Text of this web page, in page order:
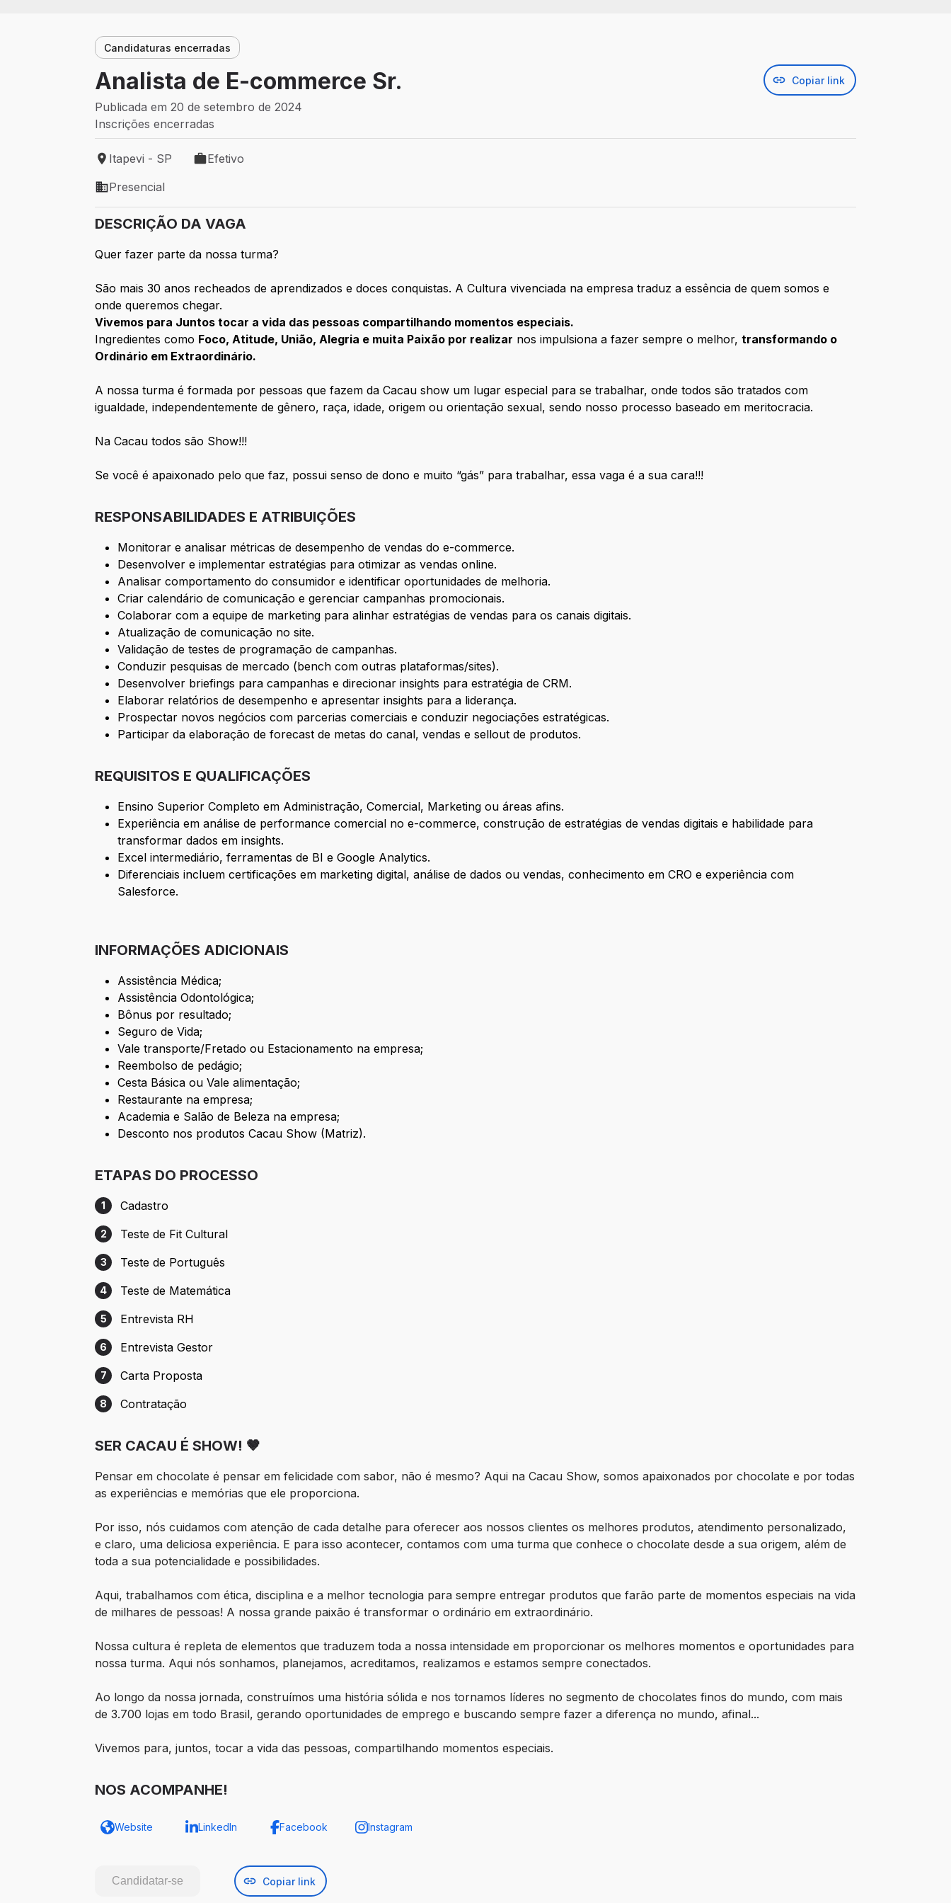
Candidaturas encerradas
Analista de E-commerce Sr. Copiar link
Publicada em 20 de setembro de 2024
Inscrições encerradas
Local de trabalho: Itapevi - SP
Itapevi - SP
Tipo de vaga: Efetivo
Efetivo
Modelo de trabalho: Presencial
Presencial
DESCRIÇÃO DA VAGA
Quer fazer parte da nossa turma?
São mais 30 anos recheados de aprendizados e doces conquistas. A Cultura vivenciada na empresa traduz a essência de quem somos e
onde queremos chegar.
Vivemos para Juntos tocar a vida das pessoas compartilhando momentos especiais.
Ingredientes como Foco, Atitude, União, Alegria e muita Paixão por realizar nos impulsiona a fazer sempre o melhor,transformando o
Ordinário em Extraordinário.
A nossa turma é formada por pessoas que fazem da Cacau show um lugar especial para se trabalhar, onde todos são tratados com
igualdade, independentemente de gênero, raça, idade, origem ou orientação sexual, sendo nosso processo baseado em meritocracia.
Na Cacau todos são Show!!!
Se você é apaixonado pelo que faz, possui senso de dono e muito “gás” para trabalhar, essa vaga é a sua cara!!!
RESPONSABILIDADES E ATRIBUIÇÕES
Monitorar e analisar métricas de desempenho de vendas do e-commerce.
Desenvolver e implementar estratégias para otimizar as vendas online.
Analisar comportamento do consumidor e identificar oportunidades de melhoria.
Criar calendário de comunicação e gerenciar campanhas promocionais.
Colaborar com a equipe de marketing para alinhar estratégias de vendas para os canais digitais.
Atualização de comunicação no site.
Validação de testes de programação de campanhas.
Conduzir pesquisas de mercado (bench com outras plataformas/sites).
Desenvolver briefings para campanhas e direcionar insights para estratégia de CRM.
Elaborar relatórios de desempenho e apresentar insights para a liderança.
Prospectar novos negócios com parcerias comerciais e conduzir negociações estratégicas.
Participar da elaboração de forecast de metas do canal, vendas e sellout de produtos.
REQUISITOS E QUALIFICAÇÕES
Ensino Superior Completo em Administração, Comercial, Marketing ou áreas afins.
Experiência em análise de performance comercial no e-commerce, construção de estratégias de vendas digitais e habilidade para
transformar dados em insights.
Excel intermediário, ferramentas de BI e Google Analytics.
Diferenciais incluem certificações em marketing digital, análise de dados ou vendas, conhecimento em CRO e experiência com
Salesforce.
INFORMAÇÕES ADICIONAIS
Assistência Médica;
Assistência Odontológica;
Bônus por resultado;
Seguro de Vida;
Vale transporte/Fretado ou Estacionamento na empresa;
Reembolso de pedágio;
Cesta Básica ou Vale alimentação;
Restaurante na empresa;
Academia e Salão de Beleza na empresa;
Desconto nos produtos Cacau Show (Matriz).
ETAPAS DO PROCESSO
Etapa 1: Cadastro
1 Cadastro
Etapa 2: Teste de Fit Cultural
2 Teste de Fit Cultural
Etapa 3: Teste de Português
3 Teste de Português
Etapa 4: Teste de Matemática
4 Teste de Matemática
Etapa 5: Entrevista RH
5 Entrevista RH
Etapa 6: Entrevista Gestor
6 Entrevista Gestor
Etapa 7: Carta Proposta
7 Carta Proposta
Etapa 8: Contratação
8 Contratação
SER CACAU É SHOW! 🤎
Pensar em chocolate é pensar em felicidade com sabor, não é mesmo? Aqui na Cacau Show, somos apaixonados por chocolate e por todas
as experiências e memórias que ele proporciona.
Por isso, nós cuidamos com atenção de cada detalhe para oferecer aos nossos clientes os melhores produtos, atendimento personalizado,
e claro, uma deliciosa experiência. E para isso acontecer, contamos com uma turma que conhece o chocolate desde a sua origem, além de
toda a sua potencialidade e possibilidades.
Aqui, trabalhamos com ética, disciplina e a melhor tecnologia para sempre entregar produtos que farão parte de momentos especiais na vida
de milhares de pessoas! A nossa grande paixão é transformar o ordinário em extraordinário.
Nossa cultura é repleta de elementos que traduzem toda a nossa intensidade em proporcionar os melhores momentos e oportunidades para
nossa turma. Aqui nós sonhamos, planejamos, acreditamos, realizamos e estamos sempre conectados.
Ao longo da nossa jornada, construímos uma história sólida e nos tornamos líderes no segmento de chocolates finos do mundo, com mais
de 3.700 lojas em todo Brasil, gerando oportunidades de emprego e buscando sempre fazer a diferença no mundo, afinal...
Vivemos para, juntos, tocar a vida das pessoas, compartilhando momentos especiais.
NOS ACOMPANHE!
Website LinkedIn Facebook Instagram
Candidatar-se Copiar link